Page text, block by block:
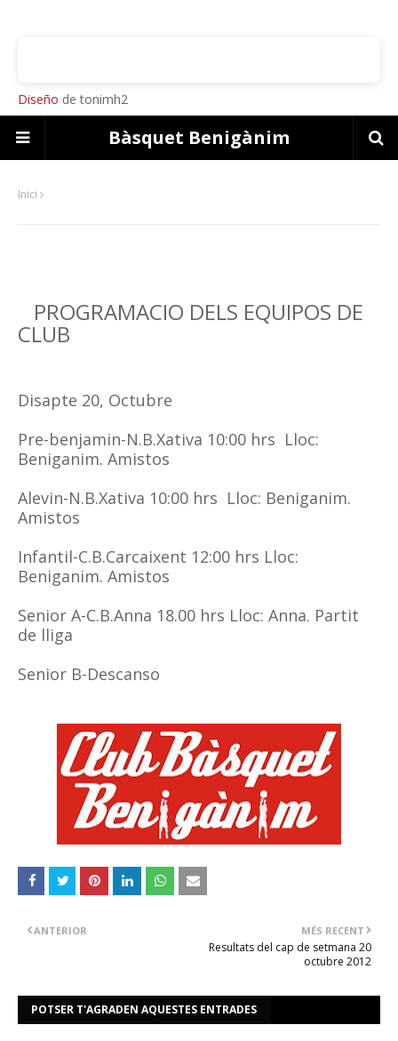
Diseño de tonimh2
Bàsquet Benigànim
Inici
PROGRAMACIO DELS EQUIPOS DE
CLUB
Disapte 20, Octubre
Pre-benjamin-N.B.Xativa 10:00 hrs Lloc:
Beniganim. Amistos
Alevin-N.B.Xativa 10:00 hrs Lloc: Beniganim.
Amistos
Infantil-C.B.Carcaixent 12:00 hrs Lloc:
Beniganim. Amistos
Senior A-C.B.Anna 18.00 hrs Lloc: Anna. Partit
de lliga
Senior B-Descanso
MÉS RECENT
Resultats del cap de setmana 20
octubre 2012
ANTERIOR
POTSER T'AGRADEN AQUESTES ENTRADES